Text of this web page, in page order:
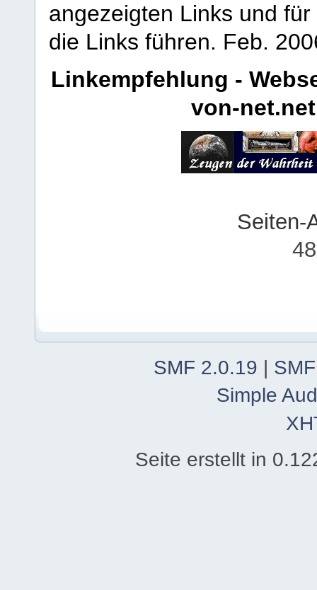
angezeigten Links und
die Links führen. Feb.
Linkempfehlung -
von-net.net
Seiten-
SMF 2.0.19 |
Simple
Seite erstellt in